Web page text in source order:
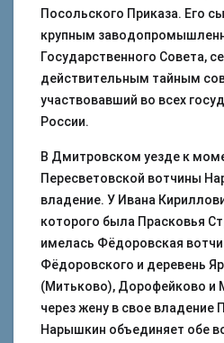
Посольского Приказа. Его
крупным
Государственного Совета,
действительным тайным
участвовавший во всех
России.
В Дмитровском уезде к
Пересветовской вотчины
владение. У Ивана
которого была Прасковья
имелась Фёдоровская
Фёдоровского и деревень
(Митьково), Дорофейково и
через жену в свое владение
Нарышкин объединяет обе